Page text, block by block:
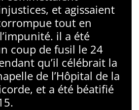
et agissaient
tout en
il a été
coup de fusil le 24
qu’il célébrait la
de l’Hôpital de la
et a été béatifié